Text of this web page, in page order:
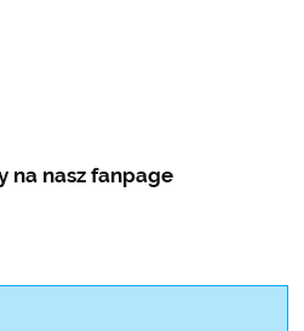
na nasz fanpage